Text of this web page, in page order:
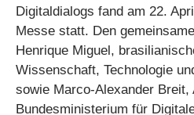
Digitaldialogs fand am 22.
Messe statt. Den
Henrique Miguel,
Wissenschaft, Technologie
sowie Marco-Alexander Breit,
Bundesministerium für